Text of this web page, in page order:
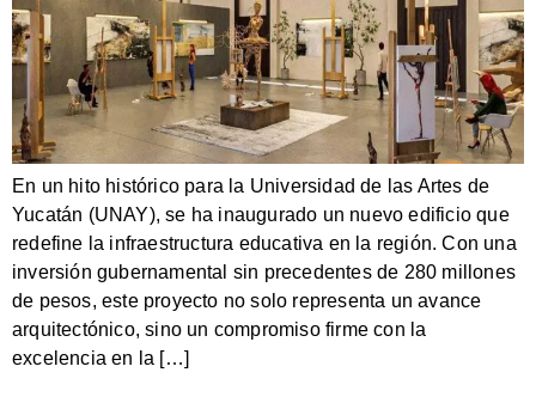
En un hito histórico para la Universidad de las Artes de
Yucatán (UNAY), se ha inaugurado un nuevo edificio que
redefine la infraestructura educativa en la región. Con una
inversión gubernamental sin precedentes de 280 millones
de pesos, este proyecto no solo representa un avance
arquitectónico, sino un compromiso firme con la
excelencia en la […]